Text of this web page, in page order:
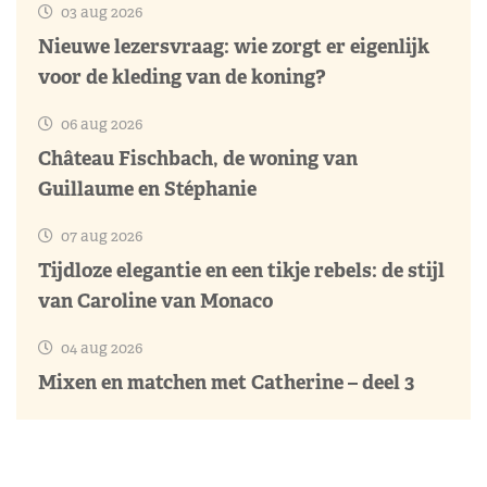
03 aug 2026
Nieuwe lezersvraag: wie zorgt er eigenlijk
voor de kleding van de koning?
06 aug 2026
Château Fischbach, de woning van
Guillaume en Stéphanie
07 aug 2026
Tijdloze elegantie en een tikje rebels: de stijl
van Caroline van Monaco
04 aug 2026
Mixen en matchen met Catherine – deel 3